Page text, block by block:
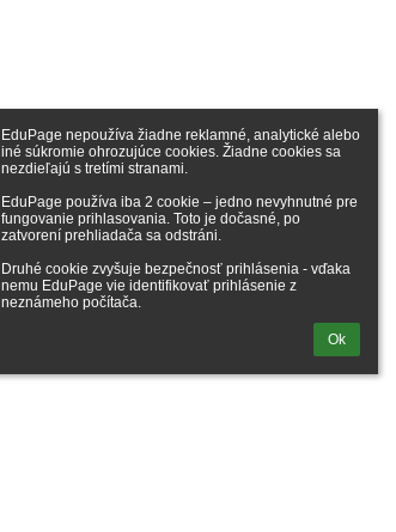
EduPage nepoužíva žiadne reklamné, analytické alebo
iné súkromie ohrozujúce cookies. Žiadne cookies sa
nezdieľajú s tretími stranami.
EduPage používa iba 2 cookie – jedno nevyhnutné pre
fungovanie prihlasovania. Toto je dočasné, po
zatvorení prehliadača sa odstráni.
Druhé cookie zvyšuje bezpečnosť prihlásenia - vďaka
nemu EduPage vie identifikovať prihlásenie z
neznámeho počítača.
Ok